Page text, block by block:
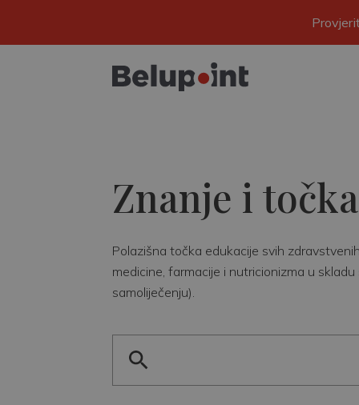
Znanje i točka
Polazišna točka edukacije svih
medicine, farmacije i nutricionizma u
samoliječenju).